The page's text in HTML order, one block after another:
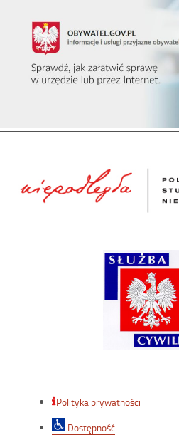
Polityka prywatności
Dostępność